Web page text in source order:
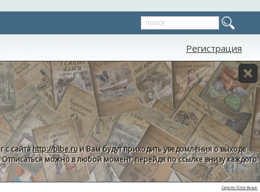
Регистрация
с сайтаhttp://bibe.ruи Вам будут приходить уведомления о выходе
можно в любой момент, перейдя по ссылке внизу каждого
Скрыть блок выше